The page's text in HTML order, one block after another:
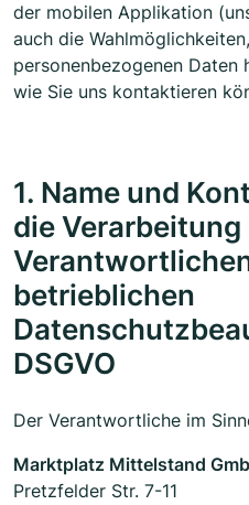
der mobilen Applikation
auch die
personenbezogenen Daten
wie Sie uns kontaktieren
1. Name und
die Verarbeitung
betrieblichen
DSGVO
Der Verantwortliche im
Marktplatz Mittelstand
Pretzfelder Str. 7-11